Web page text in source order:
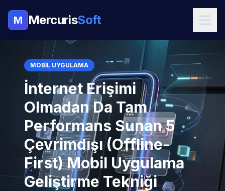
M MercurisSoft
MOBIL UYGULAMA
İnternet Erişimi
Olmadan Da Tam
Performans Sunan 5
Çevrimdışı (Offline-
First) Mobil Uygulama
Geliştirme Tekniği